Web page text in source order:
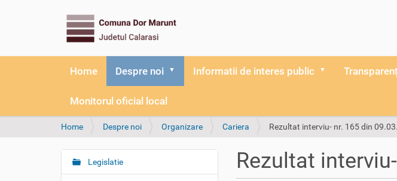
Home Despre noi Informatii de interes public
Monitorul oficial local
Y
u
r
Home Despre noi Organizare Cariera Rezultat interviu- nr. 165 din
Rezultat
N
Legislatie